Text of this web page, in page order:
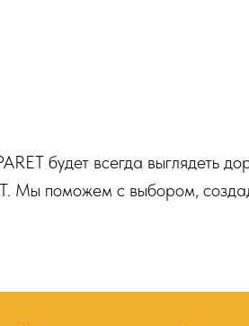
будет всегда выглядеть
Мы поможем с выбором,